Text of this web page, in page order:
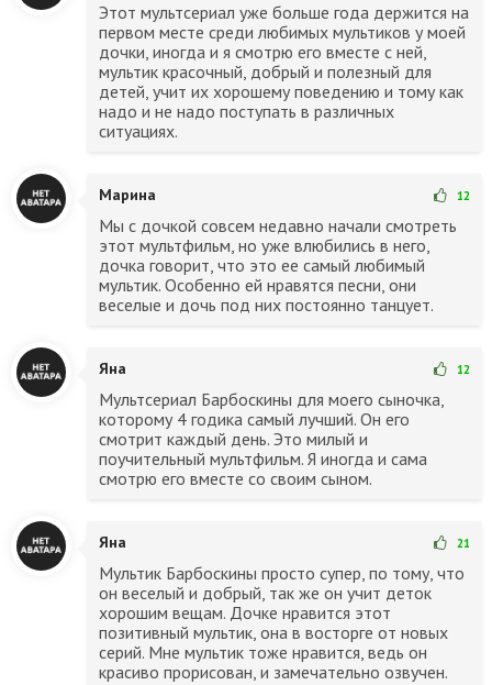
Этот мультсериал уже больше года держится на
первом месте среди любимых мультиков у моей
дочки, иногда и я смотрю его вместе с ней,
мультик красочный, добрый и полезный для
детей, учит их хорошему поведению и тому как
надо и не надо поступать в различных
ситуациях.
Марина 12
Мы с дочкой совсем недавно начали смотреть
этот мультфильм, но уже влюбились в него,
дочка говорит, что это ее самый любимый
мультик. Особенно ей нравятся песни, они
веселые и дочь под них постоянно танцует.
Яна 12
Мультсериал Барбоскины для моего сыночка,
которому 4 годика самый лучший. Он его
смотрит каждый день. Это милый и
поучительный мультфильм. Я иногда и сама
смотрю его вместе со своим сыном.
Яна 21
Мультик Барбоскины просто супер, по тому, что
он веселый и добрый, так же он учит деток
хорошим вещам. Дочке нравится этот
позитивный мультик, она в восторге от новых
серий. Мне мультик тоже нравится, ведь он
красиво прорисован, и замечательно озвучен.